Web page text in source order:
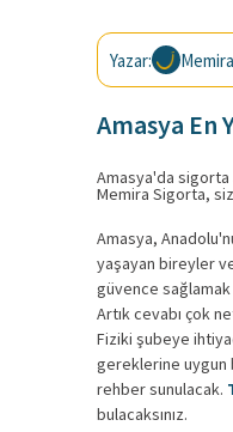
Yazar:
Amasya En
Amasya'da sigorta
Memira Sigorta,
Amasya,
yaşayan bireyler
güvence sağlamak
Artık cevabı çok
Fiziki şubeye
gereklerine uygun
rehber sunulacak.
bulacaksınız.